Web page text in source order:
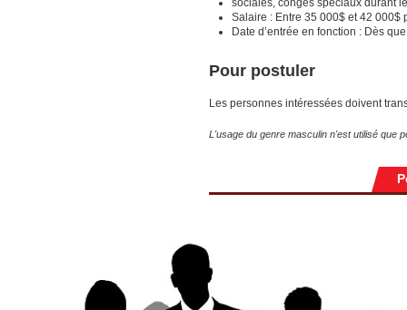
sociales, congés spéciaux durant
Salaire : Entre 35 000$ et 42 000$
Date d’entrée en fonction : Dès
Pour postuler
Les personnes intéressées doivent
L'usage du genre masculin n'est utilisé que